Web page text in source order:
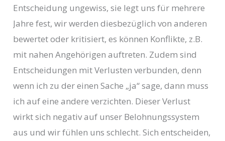
Entscheidung ungewiss, sie legt uns für mehrere
Jahre fest, wir werden diesbezüglich von anderen
bewertet oder kritisiert, es können Konflikte, z.B.
mit nahen Angehörigen auftreten. Zudem sind
Entscheidungen mit Verlusten verbunden, denn
wenn ich zu der einen Sache „ja“ sage, dann muss
ich auf eine andere verzichten. Dieser Verlust
wirkt sich negativ auf unser Belohnungssystem
aus und wir fühlen uns schlecht. Sich entscheiden,